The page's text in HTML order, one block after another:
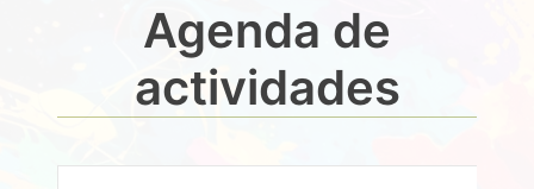
Agenda de
actividades